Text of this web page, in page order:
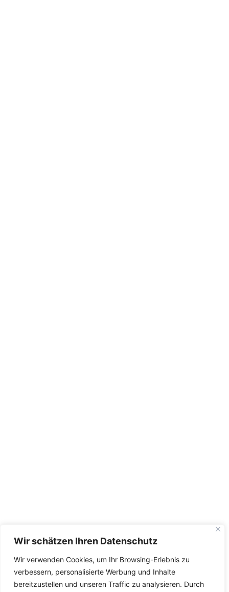
Wir schätzen Ihren Datenschutz
Wir verwenden Cookies, um Ihr Browsing-Erlebnis zu
verbessern, personalisierte Werbung und Inhalte
bereitzustellen und unseren Traffic zu analysieren. Durch